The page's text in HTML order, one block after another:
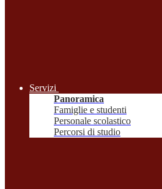
Servizi
Panoramica
Famiglie e studenti
Personale scolastico
Percorsi di studio